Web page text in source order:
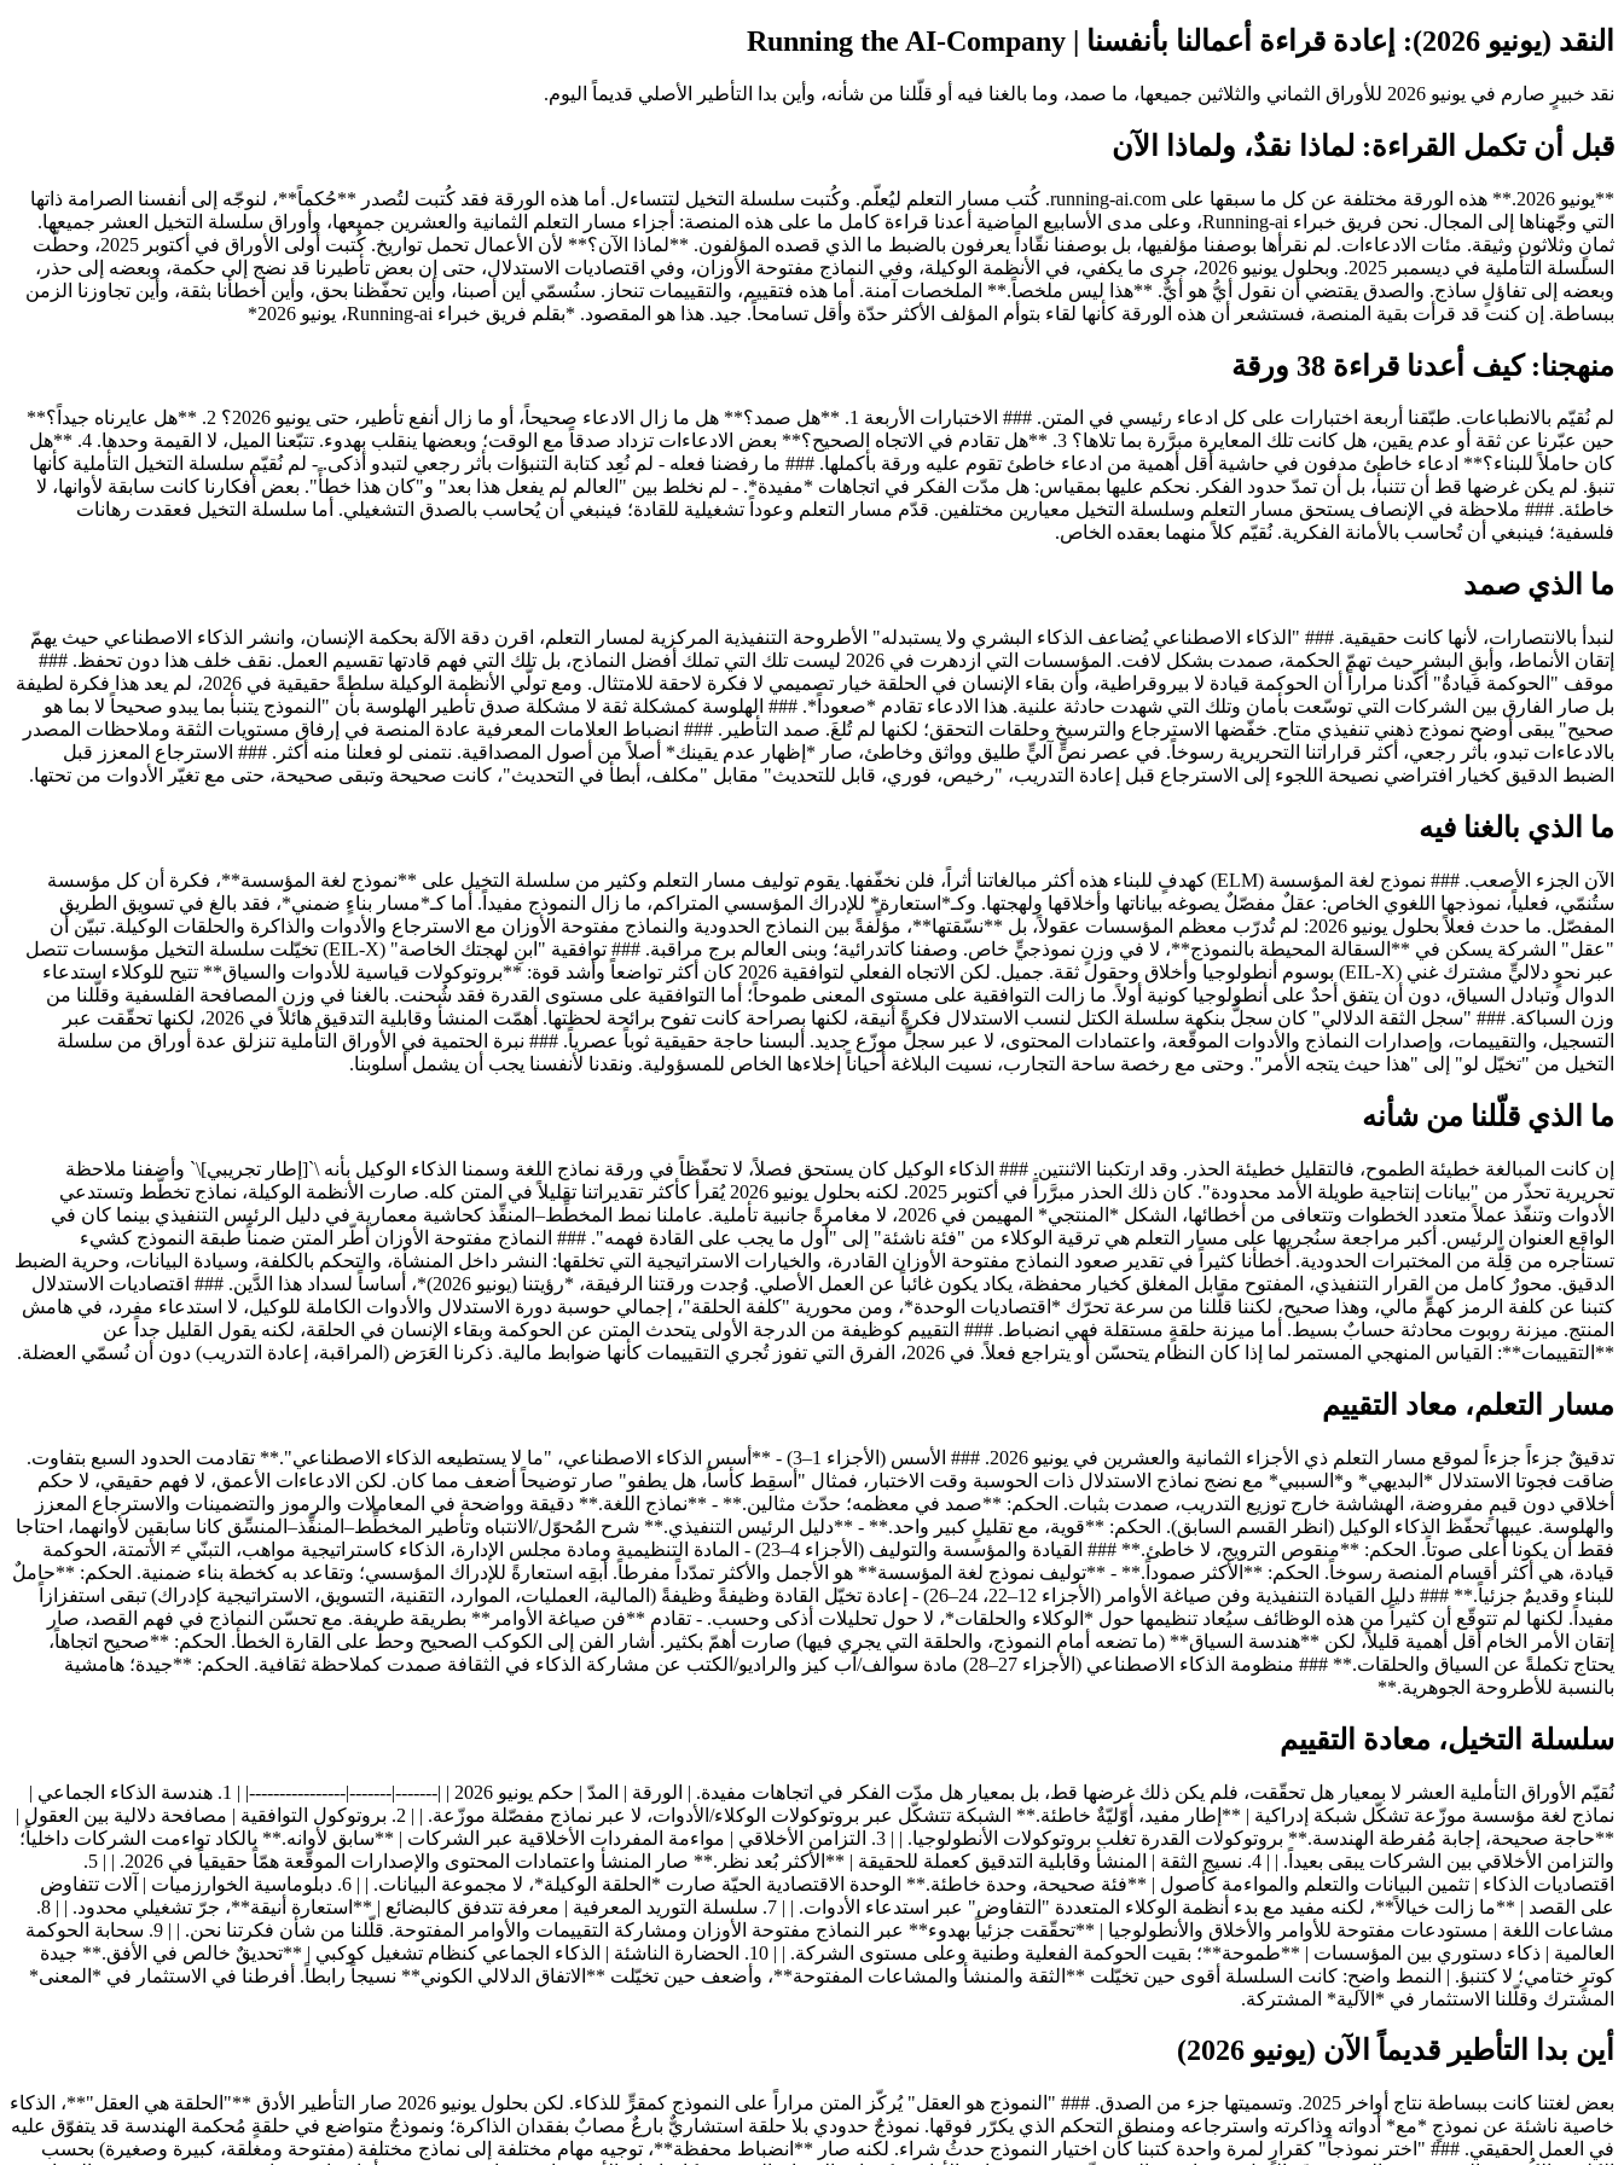
النقد (يونيو 2026): إعادة قراءة أعمالنا بأنفسنا | Running the AI-Company
نقد خبيرٍ صارم في يونيو 2026 للأوراق الثماني والثلاثين جميعها، ما صمد، وما بالغنا فيه أو قلّلنا من شأنه، وأين بدا التأطير الأصلي قديماً اليوم.
قبل أن تكمل القراءة: لماذا نقدٌ، ولماذا الآن
**يونيو 2026.** هذه الورقة مختلفة عن كل ما سبقها على running-ai.com. كُتب مسار التعلم ليُعلّم. وكُتبت سلسلة التخيل لتتساءل. أما هذه الورقة فقد كُتبت لتُصدر **حُكماً**، لنوجّه إلى أنفسنا الصرامة ذاتها
التي وجّهناها إلى المجال. نحن فريق خبراء Running-ai، وعلى مدى الأسابيع الماضية أعدنا قراءة كامل ما على هذه المنصة: أجزاء مسار التعلم الثمانية والعشرين جميعها، وأوراق سلسلة التخيل العشر جميعها.
ثمانٍ وثلاثون وثيقة. مئات الادعاءات. لم نقرأها بوصفنا مؤلفيها، بل بوصفنا نقّاداً يعرفون بالضبط ما الذي قصده المؤلفون. **لماذا الآن؟** لأن الأعمال تحمل تواريخ. كُتبت أولى الأوراق في أكتوبر 2025، وحطّت
السلسلة التأملية في ديسمبر 2025. وبحلول يونيو 2026، جرى ما يكفي، في الأنظمة الوكيلة، وفي النماذج مفتوحة الأوزان، وفي اقتصاديات الاستدلال، حتى إن بعض تأطيرنا قد نضج إلى حكمة، وبعضه إلى حذر،
وبعضه إلى تفاؤلٍ ساذج. والصدق يقتضي أن نقول أيُّ هو أيٌّ. **هذا ليس ملخصاً.** الملخصات آمنة. أما هذه فتقييم، والتقييمات تنحاز. سنُسمّي أين أصبنا، وأين تحفّظنا بحق، وأين أخطأنا بثقة، وأين تجاوزنا الزمن
ببساطة. إن كنت قد قرأت بقية المنصة، فستشعر أن هذه الورقة كأنها لقاء بتوأم المؤلف الأكثر حدّة وأقل تسامحاً. جيد. هذا هو المقصود. *بقلم فريق خبراء Running-ai، يونيو 2026*
منهجنا: كيف أعدنا قراءة 38 ورقة
لم نُقيّم بالانطباعات. طبّقنا أربعة اختبارات على كل ادعاء رئيسي في المتن. ### الاختبارات الأربعة 1. **هل صمد؟** هل ما زال الادعاء صحيحاً، أو ما زال أنفع تأطير، حتى يونيو 2026؟ 2. **هل عايرناه جيداً؟**
حين عبّرنا عن ثقة أو عدم يقين، هل كانت تلك المعايرة مبرَّرة بما تلاها؟ 3. **هل تقادم في الاتجاه الصحيح؟** بعض الادعاءات تزداد صدقاً مع الوقت؛ وبعضها ينقلب بهدوء. تتبّعنا الميل، لا القيمة وحدها. 4. **هل
كان حاملاً للبناء؟** ادعاء خاطئ مدفون في حاشية أقل أهمية من ادعاء خاطئ تقوم عليه ورقة بأكملها. ### ما رفضنا فعله - لم نُعِد كتابة التنبؤات بأثر رجعي لتبدو أذكى. - لم نُقيّم سلسلة التخيل التأملية كأنها
تنبؤ. لم يكن غرضها قط أن تتنبأ، بل أن تمدّ حدود الفكر. نحكم عليها بمقياس: هل مدّت الفكر في اتجاهات *مفيدة*. - لم نخلط بين "العالم لم يفعل هذا بعد" و"كان هذا خطأً". بعض أفكارنا كانت سابقة لأوانها، لا
خاطئة. ### ملاحظة في الإنصاف يستحق مسار التعلم وسلسلة التخيل معيارين مختلفين. قدّم مسار التعلم وعوداً تشغيلية للقادة؛ فينبغي أن يُحاسب بالصدق التشغيلي. أما سلسلة التخيل فعقدت رهانات
فلسفية؛ فينبغي أن تُحاسب بالأمانة الفكرية. نُقيّم كلاً منهما بعقده الخاص.
ما الذي صمد
لنبدأ بالانتصارات، لأنها كانت حقيقية. ### "الذكاء الاصطناعي يُضاعف الذكاء البشري ولا يستبدله" الأطروحة التنفيذية المركزية لمسار التعلم، اقرن دقة الآلة بحكمة الإنسان، وانشر الذكاء الاصطناعي حيث يهمّ
إتقان الأنماط، وأبقِ البشر حيث تهمّ الحكمة، صمدت بشكل لافت. المؤسسات التي ازدهرت في 2026 ليست تلك التي تملك أفضل النماذج، بل تلك التي فهم قادتها تقسيم العمل. نقف خلف هذا دون تحفظ. ###
موقف "الحوكمة قيادةٌ" أكّدنا مراراً أن الحوكمة قيادة لا بيروقراطية، وأن بقاء الإنسان في الحلقة خيار تصميمي لا فكرة لاحقة للامتثال. ومع تولّي الأنظمة الوكيلة سلطةً حقيقية في 2026، لم يعد هذا فكرة لطيفة
بل صار الفارق بين الشركات التي توسّعت بأمان وتلك التي شهدت حادثة علنية. هذا الادعاء تقادم *صعوداً*. ### الهلوسة كمشكلة ثقة لا مشكلة صدق تأطير الهلوسة بأن "النموذج يتنبأ بما يبدو صحيحاً لا بما هو
صحيح" يبقى أوضح نموذج ذهني تنفيذي متاح. خفّضها الاسترجاع والترسيخ وحلقات التحقق؛ لكنها لم تُلغَ. صمد التأطير. ### انضباط العلامات المعرفية عادة المنصة في إرفاق مستويات الثقة وملاحظات المصدر
بالادعاءات تبدو، بأثر رجعي، أكثر قراراتنا التحريرية رسوخاً. في عصر نصٍّ آليٍّ طليق وواثق وخاطئ، صار *إظهار عدم يقينك* أصلاً من أصول المصداقية. نتمنى لو فعلنا منه أكثر. ### الاسترجاع المعزز قبل
الضبط الدقيق كخيار افتراضي نصيحة اللجوء إلى الاسترجاع قبل إعادة التدريب، "رخيص، فوري، قابل للتحديث" مقابل "مكلف، أبطأ في التحديث"، كانت صحيحة وتبقى صحيحة، حتى مع تغيّر الأدوات من تحتها.
ما الذي بالغنا فيه
الآن الجزء الأصعب. ### نموذج لغة المؤسسة (ELM) كهدفٍ للبناء هذه أكثر مبالغاتنا أثراً، فلن نخفّفها. يقوم توليف مسار التعلم وكثير من سلسلة التخيل على **نموذج لغة المؤسسة**، فكرة أن كل مؤسسة
ستُنمّي، فعلياً، نموذجها اللغوي الخاص: عقلٌ مفصّلٌ يصوغه بياناتها وأخلاقها ولهجتها. وكـ*استعارة* للإدراك المؤسسي المتراكم، ما زال النموذج مفيداً. أما كـ*مسار بناءٍ ضمني*، فقد بالغ في تسويق الطريق
المفصّل. ما حدث فعلاً بحلول يونيو 2026: لم تُدرّب معظم المؤسسات عقولاً، بل **نسّقتها**، مؤلِّفةً بين النماذج الحدودية والنماذج مفتوحة الأوزان مع الاسترجاع والأدوات والذاكرة والحلقات الوكيلة. تبيّن أن
"عقل" الشركة يسكن في **السقالة المحيطة بالنموذج**، لا في وزنٍ نموذجيٍّ خاص. وصفنا كاتدرائية؛ وبنى العالم برج مراقبة. ### توافقية "ابنِ لهجتك الخاصة" (EIL-X) تخيّلت سلسلة التخيل مؤسسات تتصل
عبر نحوٍ دلاليٍّ مشترك غني (EIL-X) بوسوم أنطولوجيا وأخلاق وحقول ثقة. جميل. لكن الاتجاه الفعلي لتوافقية 2026 كان أكثر تواضعاً وأشد قوة: **بروتوكولات قياسية للأدوات والسياق** تتيح للوكلاء استدعاء
الدوال وتبادل السياق، دون أن يتفق أحدٌ على أنطولوجيا كونية أولاً. ما زالت التوافقية على مستوى المعنى طموحاً؛ أما التوافقية على مستوى القدرة فقد شُحنت. بالغنا في وزن المصافحة الفلسفية وقلّلنا من
وزن السباكة. ### "سجل الثقة الدلالي" كان سجلٌّ بنكهة سلسلة الكتل لنسب الاستدلال فكرةً أنيقة، لكنها بصراحة كانت تفوح برائحة لحظتها. أهمّت المنشأ وقابلية التدقيق هائلاً في 2026، لكنها تحقّقت عبر
التسجيل، والتقييمات، وإصدارات النماذج والأدوات الموقّعة، واعتمادات المحتوى، لا عبر سجلٍّ موزّع جديد. ألبسنا حاجة حقيقية ثوباً عصرياً. ### نبرة الحتمية في الأوراق التأملية تنزلق عدة أوراق من سلسلة
التخيل من "تخيّل لو" إلى "هذا حيث يتجه الأمر". وحتى مع رخصة ساحة التجارب، نسيت البلاغة أحياناً إخلاءها الخاص للمسؤولية. ونقدنا لأنفسنا يجب أن يشمل أسلوبنا.
ما الذي قلّلنا من شأنه
إن كانت المبالغة خطيئة الطموح، فالتقليل خطيئة الحذر. وقد ارتكبنا الاثنتين. ### الذكاء الوكيل كان يستحق فصلاً، لا تحفّظاً في ورقة نماذج اللغة وسمنا الذكاء الوكيل بأنه \`[إطار تجريبي]\` وأضفنا ملاحظة
تحريرية تحذّر من "بيانات إنتاجية طويلة الأمد محدودة". كان ذلك الحذر مبرَّراً في أكتوبر 2025. لكنه بحلول يونيو 2026 يُقرأ كأكثر تقديراتنا تقليلاً في المتن كله. صارت الأنظمة الوكيلة، نماذج تخطّط وتستدعي
الأدوات وتنفّذ عملاً متعدد الخطوات وتتعافى من أخطائها، الشكل *المنتجي* المهيمن في 2026، لا مغامرةً جانبية تأملية. عاملنا نمط المخطِّط–المنفِّذ كحاشية معمارية في دليل الرئيس التنفيذي بينما كان في
الواقع العنوان الرئيس. أكبر مراجعة سنُجريها على مسار التعلم هي ترقية الوكلاء من "فئة ناشئة" إلى "أول ما يجب على القادة فهمه". ### النماذج مفتوحة الأوزان أطّر المتن ضمناً طبقة النموذج كشيء
تستأجره من قِلّة من المختبرات الحدودية. أخطأنا كثيراً في تقدير صعود النماذج مفتوحة الأوزان القادرة، والخيارات الاستراتيجية التي تخلقها: النشر داخل المنشأة، والتحكم بالكلفة، وسيادة البيانات، وحرية الضبط
الدقيق. محورٌ كامل من القرار التنفيذي، المفتوح مقابل المغلق كخيار محفظة، يكاد يكون غائباً عن العمل الأصلي. وُجدت ورقتنا الرفيقة، *رؤيتنا (يونيو 2026)*، أساساً لسداد هذا الدَّين. ### اقتصاديات الاستدلال
كتبنا عن كلفة الرمز كهمٍّ مالي، وهذا صحيح، لكننا قلّلنا من سرعة تحرّك *اقتصاديات الوحدة*، ومن محورية "كلفة الحلقة"، إجمالي حوسبة دورة الاستدلال والأدوات الكاملة للوكيل، لا استدعاء مفرد، في هامش
المنتج. ميزنة روبوت محادثة حسابٌ بسيط. أما ميزنة حلقةٍ مستقلة فهي انضباط. ### التقييم كوظيفة من الدرجة الأولى يتحدث المتن عن الحوكمة وبقاء الإنسان في الحلقة، لكنه يقول القليل جداً عن
**التقييمات**: القياس المنهجي المستمر لما إذا كان النظام يتحسّن أو يتراجع فعلاً. في 2026، الفرق التي تفوز تُجري التقييمات كأنها ضوابط مالية. ذكرنا العَرَض (المراقبة، إعادة التدريب) دون أن نُسمّي العضلة.
مسار التعلم، معاد التقييم
تدقيقٌ جزءاً جزءاً لموقع مسار التعلم ذي الأجزاء الثمانية والعشرين في يونيو 2026. ### الأسس (الأجزاء 1–3) - **أسس الذكاء الاصطناعي، "ما لا يستطيعه الذكاء الاصطناعي".** تقادمت الحدود السبع بتفاوت.
ضاقت فجوتا الاستدلال *البديهي* و*السببي* مع نضج نماذج الاستدلال ذات الحوسبة وقت الاختبار، فمثال "أسقِط كأساً، هل يطفو" صار توضيحاً أضعف مما كان. لكن الادعاءات الأعمق، لا فهم حقيقي، لا حكم
أخلاقي دون قيمٍ مفروضة، الهشاشة خارج توزيع التدريب، صمدت بثبات. الحكم: **صمد في معظمه؛ حدّث مثالين.** - **نماذج اللغة.** دقيقة وواضحة في المعاملات والرموز والتضمينات والاسترجاع المعزز
والهلوسة. عيبها تحفّظ الذكاء الوكيل (انظر القسم السابق). الحكم: **قوية، مع تقليلٍ كبير واحد.** - **دليل الرئيس التنفيذي.** شرح المُحوّل/الانتباه وتأطير المخطِّط–المنفِّذ–المنسِّق كانا سابقين لأوانهما، احتاجا
فقط أن يكونا أعلى صوتاً. الحكم: **منقوص الترويج، لا خاطئ.** ### القيادة والمؤسسة والتوليف (الأجزاء 4–23) - المادة التنظيمية ومادة مجلس الإدارة، الذكاء كاستراتيجية مواهب، التبنّي ≠ الأتمتة، الحوكمة
قيادة، هي أكثر أقسام المنصة رسوخاً. الحكم: **الأكثر صموداً.** - **توليف نموذج لغة المؤسسة** هو الأجمل والأكثر تمدّداً مفرطاً. أبقِه استعارةً للإدراك المؤسسي؛ وتقاعد به كخطة بناء ضمنية. الحكم: **حاملٌ
للبناء وقديمٌ جزئياً.** ### دليل القيادة التنفيذية وفن صياغة الأوامر (الأجزاء 12–22، 24–26) - إعادة تخيّل القادة وظيفةً وظيفةً (المالية، العمليات، الموارد، التقنية، التسويق، الاستراتيجية كإدراك) تبقى استفزازاً
مفيداً. لكنها لم تتوقّع أن كثيراً من هذه الوظائف سيُعاد تنظيمها حول *الوكلاء والحلقات*، لا حول تحليلات أذكى وحسب. - تقادم **فن صياغة الأوامر** بطريقة طريفة. مع تحسّن النماذج في فهم القصد، صار
إتقان الأمر الخام أقل أهمية قليلاً، لكن **هندسة السياق** (ما تضعه أمام النموذج، والحلقة التي يجري فيها) صارت أهمّ بكثير. أشار الفن إلى الكوكب الصحيح وحطّ على القارة الخطأ. الحكم: **صحيح اتجاهاً،
يحتاج تكملةً عن السياق والحلقات.** ### منظومة الذكاء الاصطناعي (الأجزاء 27–28) مادة سوالف/آب كيز والراديو/الكتب عن مشاركة الذكاء في الثقافة صمدت كملاحظة ثقافية. الحكم: **جيدة؛ هامشية
بالنسبة للأطروحة الجوهرية.**
سلسلة التخيل، معادة التقييم
نُقيّم الأوراق التأملية العشر لا بمعيار هل تحقّقت، فلم يكن ذلك غرضها قط، بل بمعيار هل مدّت الفكر في اتجاهات مفيدة. | الورقة | المدّ | حكم يونيو 2026 | |-------|-------|----------------| | 1. هندسة الذكاء الجماعي |
نماذج لغة مؤسسة موزّعة تشكّل شبكة إدراكية | **إطار مفيد، أوّليّةٌ خاطئة.** الشبكة تتشكّل عبر بروتوكولات الوكلاء/الأدوات، لا عبر نماذج مفصّلة موزّعة. | | 2. بروتوكول التوافقية | مصافحة دلالية بين العقول |
**حاجة صحيحة، إجابة مُفرطة الهندسة.** بروتوكولات القدرة تغلب بروتوكولات الأنطولوجيا. | | 3. التزامن الأخلاقي | مواءمة المفردات الأخلاقية عبر الشركات | **سابق لأوانه.** بالكاد تواءمت الشركات داخلياً؛
والتزامن الأخلاقي بين الشركات يبقى بعيداً. | | 4. نسيج الثقة | المنشأ وقابلية التدقيق كعملة للحقيقة | **الأكثر بُعد نظر.** صار المنشأ واعتمادات المحتوى والإصدارات الموقّعة همّاً حقيقياً في 2026. | | 5.
اقتصاديات الذكاء | تثمين البيانات والتعلم والمواءمة كأصول | **فئة صحيحة، وحدة خاطئة.** الوحدة الاقتصادية الحيّة صارت *الحلقة الوكيلة*، لا مجموعة البيانات. | | 6. دبلوماسية الخوارزميات | آلات تتفاوض
على القصد | **ما زالت خيالاً**، لكنه مفيد مع بدء أنظمة الوكلاء المتعددة "التفاوض" عبر استدعاء الأدوات. | | 7. سلسلة التوريد المعرفية | معرفة تتدفق كالبضائع | **استعارة أنيقة**، جرّ تشغيلي محدود. | | 8.
مشاعات اللغة | مستودعات مفتوحة للأوامر والأخلاق والأنطولوجيا | **تحقّقت جزئياً بهدوء** عبر النماذج مفتوحة الأوزان ومشاركة التقييمات والأوامر المفتوحة. قلّلنا من شأن فكرتنا نحن. | | 9. سحابة الحوكمة
العالمية | ذكاء دستوري بين المؤسسات | **طموحة**؛ بقيت الحوكمة الفعلية وطنية وعلى مستوى الشركة. | | 10. الحضارة الناشئة | الذكاء الجماعي كنظام تشغيل كوكبي | **تحديقٌ خالص في الأفق.** جيدة
كوترٍ ختامي؛ لا كتنبؤ. | النمط واضح: كانت السلسلة أقوى حين تخيّلت **الثقة والمنشأ والمشاعات المفتوحة**، وأضعف حين تخيّلت **الاتفاق الدلالي الكوني** نسيجاً رابطاً. أفرطنا في الاستثمار في *المعنى*
المشترك وقلّلنا الاستثمار في *الآلية* المشتركة.
أين بدا التأطير قديماً الآن (يونيو 2026)
بعض لغتنا كانت ببساطة نتاج أواخر 2025. وتسميتها جزء من الصدق. ### "النموذج هو العقل" يُركّز المتن مراراً على النموذج كمقرٍّ للذكاء. لكن بحلول يونيو 2026 صار التأطير الأدق **"الحلقة هي العقل"**، الذكاء
خاصية ناشئة عن نموذجٍ *مع* أدواته وذاكرته واسترجاعه ومنطق التحكم الذي يكرّر فوقها. نموذجٌ حدودي بلا حلقة استشاريٌّ بارعٌ مصابٌ بفقدان الذاكرة؛ ونموذجٌ متواضع في حلقةٍ مُحكمة الهندسة قد يتفوّق عليه
في العمل الحقيقي. ### "اختر نموذجاً" كقرارٍ لمرة واحدة كتبنا كأن اختيار النموذج حدثُ شراء. لكنه صار **انضباط محفظة**، توجيه مهام مختلفة إلى نماذج مختلفة (مفتوحة ومغلقة، كبيرة وصغيرة) بحسب